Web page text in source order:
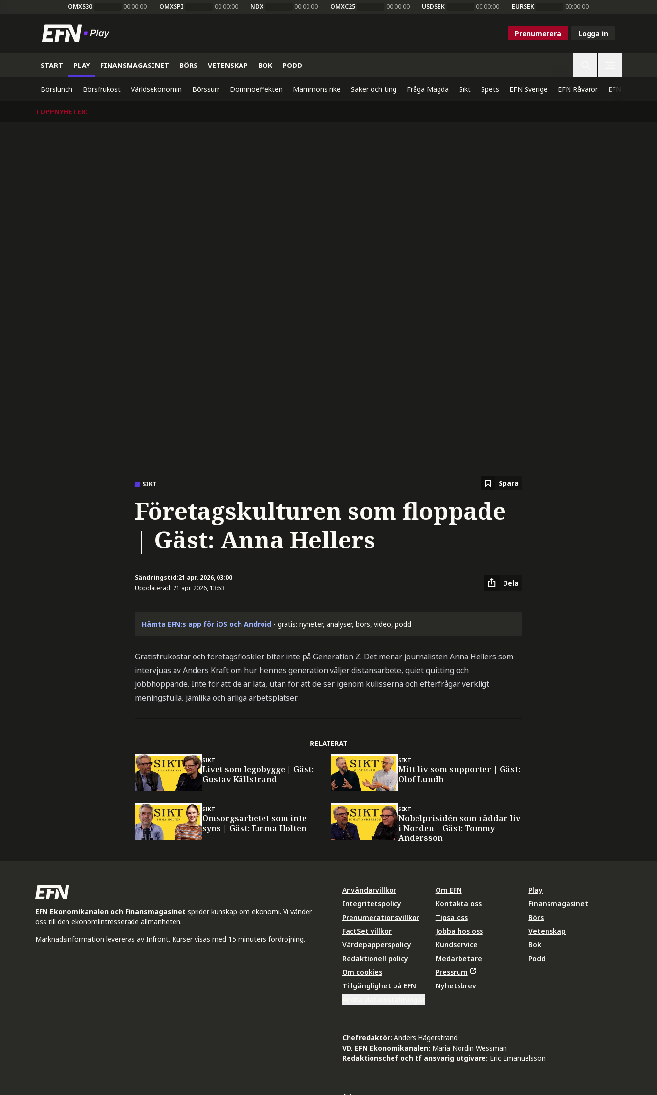
OMXS30 00:00:00 OMXSPI 00:00:00 NDX 00:00:00 OMXC25 00:00:00 USDSEK 00:00:00 EURSEK 00:00:00
Prenumerera Logga in
START PLAY FINANSMAGASINET BÖRS VETENSKAP BOK PODD
Börslunch Börsfrukost Världsekonomin Börssurr Dominoeffekten Mammons rike Saker och ting Fråga Magda Sikt Spets EFN Sverige EFN Råvaror EFN Direkt
TOPPNYHETER:
SIKT Spara
Företagskulturen som floppade
| Gäst: Anna Hellers
Sändningstid:21 apr. 2026, 03:00
Uppdaterad: 21 apr. 2026, 13:53
Dela
Hämta EFN:s app för iOS och Android - gratis: nyheter, analyser, börs, video, podd
Gratisfrukostar och företagsfloskler biter inte på Generation Z. Det menar journalisten Anna Hellers som
intervjuas av Anders Kraft om hur hennes generation väljer distansarbete, quiet quitting och
jobbhoppande. Inte för att de är lata, utan för att de ser igenom kulisserna och efterfrågar verkligt
meningsfulla, jämlika och ärliga arbetsplatser.
RELATERAT
SIKT
Livet som legobygge | Gäst:
Gustav Källstrand
SIKT
Mitt liv som supporter | Gäst:
Olof Lundh
SIKT
Omsorgsarbetet som inte
syns | Gäst: Emma Holten
SIKT
Nobelprisidén som räddar liv
i Norden | Gäst: Tommy
Andersson
EFN Ekonomikanalen och Finansmagasinet sprider kunskap om ekonomi. Vi vänder
oss till den ekonomiintresserade allmänheten.
Marknadsinformation levereras av Infront. Kurser visas med 15 minuters fördröjning.
Användarvillkor
Integritetspolicy
Prenumerationsvillkor
FactSet villkor
Värdepapperspolicy
Redaktionell policy
Om cookies
Tillgänglighet på EFN
Om EFN
Kontakta oss
Tipsa oss
Jobba hos oss
Kundservice
Medarbetare
Pressrum
Nyhetsbrev
Play
Finansmagasinet
Börs
Vetenskap
Bok
Podd
Chefredaktör: Anders Hägerstrand
VD, EFN Ekonomikanalen: Maria Nordin Wessman
Redaktionschef och tf ansvarig utgivare: Eric Emanuelsson